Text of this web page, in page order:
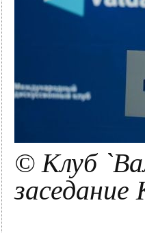
© Клуб